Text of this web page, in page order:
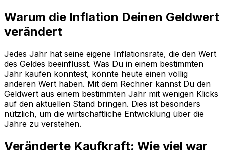
Warum die Inflation Deinen Geldwert
verändert
Jedes Jahr hat seine eigene Inflationsrate, die den Wert
des Geldes beeinflusst. Was Du in einem bestimmten
Jahr kaufen konntest, könnte heute einen völlig
anderen Wert haben. Mit dem Rechner kannst Du den
Geldwert aus einem bestimmten Jahr mit wenigen Klicks
auf den aktuellen Stand bringen. Dies ist besonders
nützlich, um die wirtschaftliche Entwicklung über die
Jahre zu verstehen.
Veränderte Kaufkraft: Wie viel war